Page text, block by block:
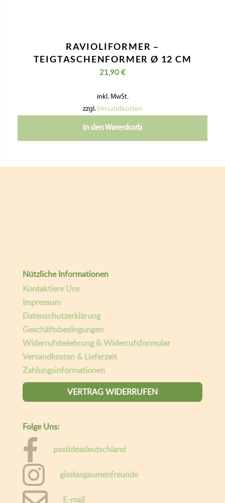
RAVIOLIFORMER –
TEIGTASCHENFORMER Ø 12 CM
21,90 €
inkl. MwSt.
zzgl.Versandkosten
In den Warenkorb
Nützliche Informationen
Kontaktiere Uns
Impressum
Datenschutzerklärung
Geschäftsbedingungen
Widerrufsbelehrung & Widerrufsformular
Versandkosten & Lieferzeit
Zahlungsinformationen
VERTRAG WIDERRUFEN
Folge Uns:
pastideadeutschland
giselasgaumenfreunde
E-mail